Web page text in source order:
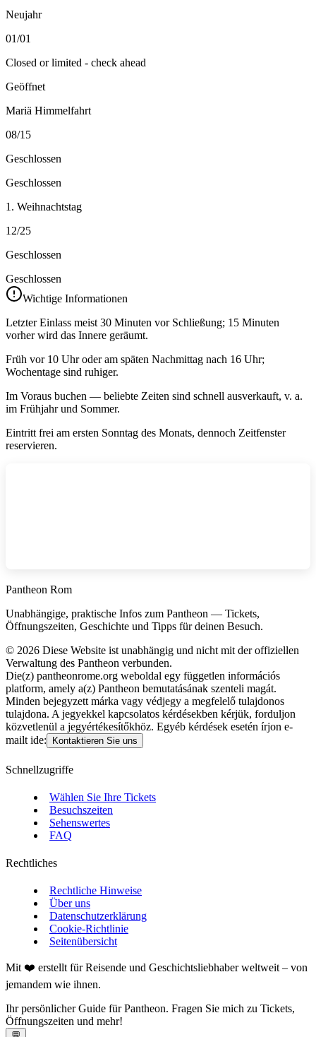
Neujahr
01/01
Closed or limited - check ahead
Geöffnet
Mariä Himmelfahrt
08/15
Geschlossen
Geschlossen
1. Weihnachtstag
12/25
Geschlossen
Geschlossen
Wichtige Informationen
Letzter Einlass meist 30 Minuten vor Schließung; 15 Minuten
vorher wird das Innere geräumt.
Früh vor 10 Uhr oder am späten Nachmittag nach 16 Uhr;
Wochentage sind ruhiger.
Im Voraus buchen — beliebte Zeiten sind schnell ausverkauft, v. a.
im Frühjahr und Sommer.
Eintritt frei am ersten Sonntag des Monats, dennoch Zeitfenster
reservieren.
Pantheon Rom
Unabhängige, praktische Infos zum Pantheon — Tickets,
Öffnungszeiten, Geschichte und Tipps für deinen Besuch.
© 2026 Diese Website ist unabhängig und nicht mit der offiziellen
Verwaltung des Pantheon verbunden.
Die(z) pantheonrome.org weboldal egy független információs
platform, amely a(z) Pantheon bemutatásának szenteli magát.
Minden bejegyzett márka vagy védjegy a megfelelő tulajdonos
tulajdona. A jegyekkel kapcsolatos kérdésekben kérjük, forduljon
közvetlenül a jegyértékesítőkhöz. Egyéb kérdések esetén írjon e-
mailt ide:
Kontaktieren Sie uns
Schnellzugriffe
Wählen Sie Ihre Tickets
Besuchszeiten
Sehenswertes
FAQ
Rechtliches
Rechtliche Hinweise
Über uns
Datenschutzerklärung
Cookie-Richtlinie
Seitenübersicht
Mit ❤️ erstellt für Reisende und Geschichtsliebhaber weltweit – von
jemandem wie ihnen.
Ihr persönlicher Guide für Pantheon. Fragen Sie mich zu Tickets,
Öffnungszeiten und mehr!